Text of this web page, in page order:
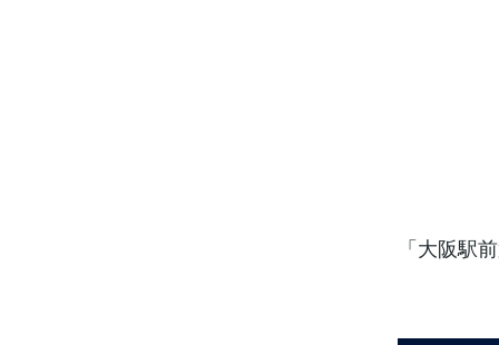
「大阪駅